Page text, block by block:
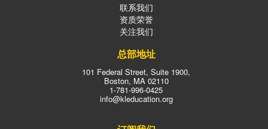
联系我们
资质荣誉
关注我们
总部地址
101 Federal Street, Suite 1900,
Boston, MA 02110
1-781-996-0425
info@kleducation.org